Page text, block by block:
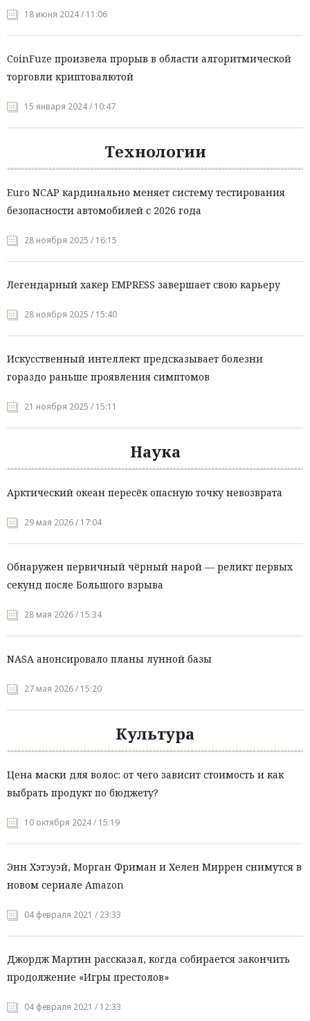
18 июня 2024 / 11:06
CoinFuze произвела прорыв в области алгоритмической
торговли криптовалютой
15 января 2024 / 10:47
Технологии
Euro NCAP кардинально меняет систему тестирования
безопасности автомобилей с 2026 года
28 ноября 2025 / 16:15
Легендарный хакер EMPRESS завершает свою карьеру
28 ноября 2025 / 15:40
Искусственный интеллект предсказывает болезни
гораздо раньше проявления симптомов
21 ноября 2025 / 15:11
Наука
Арктический океан пересёк опасную точку невозврата
29 мая 2026 / 17:04
Обнаружен первичный чёрный нарой — реликт первых
секунд после Большого взрыва
28 мая 2026 / 15:34
NASA анонсировало планы лунной базы
27 мая 2026 / 15:20
Культура
Цена маски для волос: от чего зависит стоимость и как
выбрать продукт по бюджету?
10 октября 2024 / 15:19
Энн Хэтэуэй, Морган Фриман и Хелен Миррен снимутся в
новом сериале Amazon
04 февраля 2021 / 23:33
Джордж Мартин рассказал, когда собирается закончить
продолжение «Игры престолов»
04 февраля 2021 / 12:33